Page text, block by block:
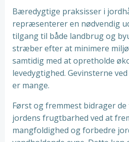
Bæredygtige praksisser i
repræsenterer en nødvendig
tilgang til både landbrug og
stræber efter at minimere
samtidig med at opretholde
levedygtighed. Gevinsterne
er mange.
Først og fremmest bidrager
jordens frugtbarhed ved at
mangfoldighed og forbedre